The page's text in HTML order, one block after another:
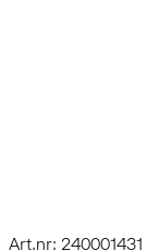
Art.nr: 240001431